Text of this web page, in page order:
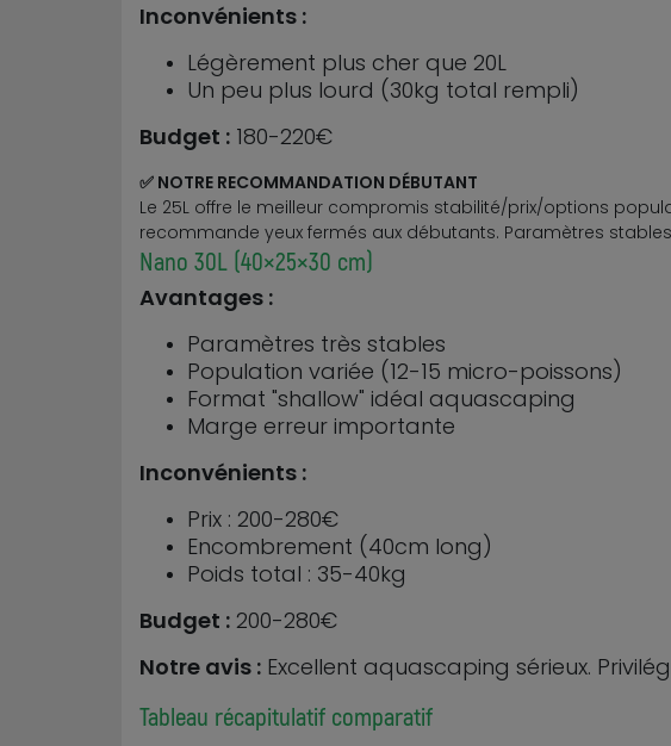
Inconvénients :
Légèrement plus cher que 20L
Un peu plus lourd (30kg total rempli)
Budget : 180-220€
✅ NOTRE RECOMMANDATION DÉBUTANT
Le 25L offre le meilleur compromis stabilité/prix/options
recommande yeux fermés aux débutants. Paramètres
Nano 30L (40×25×30 cm)
Avantages :
Paramètres très stables
Population variée (12-15 micro-poissons)
Format "shallow" idéal aquascaping
Marge erreur importante
Inconvénients :
Prix : 200-280€
Encombrement (40cm long)
Poids total : 35-40kg
Budget : 200-280€
Notre avis : Excellent aquascaping sérieux.
Tableau récapitulatif comparatif